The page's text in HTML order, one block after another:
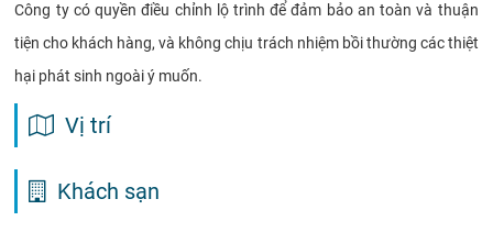
Công ty có quyền điều chỉnh lộ trình để đảm bảo an toàn và thuận
tiện cho khách hàng, và không chịu trách nhiệm bồi thường các thiệt
hại phát sinh ngoài ý muốn.
Vị trí
Khách sạn